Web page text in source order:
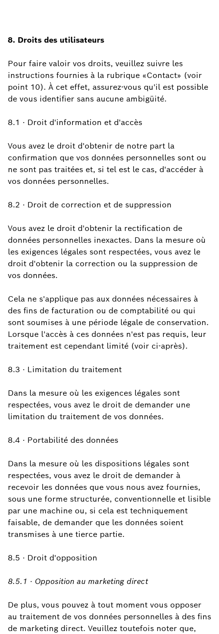
8. Droits des utilisateurs
Pour faire valoir vos droits, veuillez suivre les
instructions fournies à la rubrique «Contact» (voir
point 10). À cet effet, assurez-vous qu'il est possible
de vous identifier sans aucune ambigüité.
8.1 · Droit d'information et d'accès
Vous avez le droit d'obtenir de notre part la
confirmation que vos données personnelles sont ou
ne sont pas traitées et, si tel est le cas, d'accéder à
vos données personnelles.
8.2 · Droit de correction et de suppression
Vous avez le droit d'obtenir la rectification de
données personnelles inexactes. Dans la mesure où
les exigences légales sont respectées, vous avez le
droit d'obtenir la correction ou la suppression de
vos données.
Cela ne s'applique pas aux données nécessaires à
des fins de facturation ou de comptabilité ou qui
sont soumises à une période légale de conservation.
Lorsque l'accès à ces données n'est pas requis, leur
traitement est cependant limité (voir ci-après).
8.3 · Limitation du traitement
Dans la mesure où les exigences légales sont
respectées, vous avez le droit de demander une
limitation du traitement de vos données.
8.4 · Portabilité des données
Dans la mesure où les dispositions légales sont
respectées, vous avez le droit de demander à
recevoir les données que vous nous avez fournies,
sous une forme structurée, conventionnelle et lisible
par une machine ou, si cela est techniquement
faisable, de demander que les données soient
transmises à une tierce partie.
8.5 · Droit d'opposition
8.5.1 · Opposition au marketing direct
De plus, vous pouvez à tout moment vous opposer
au traitement de vos données personnelles à des fins
de marketing direct. Veuillez toutefois noter que,